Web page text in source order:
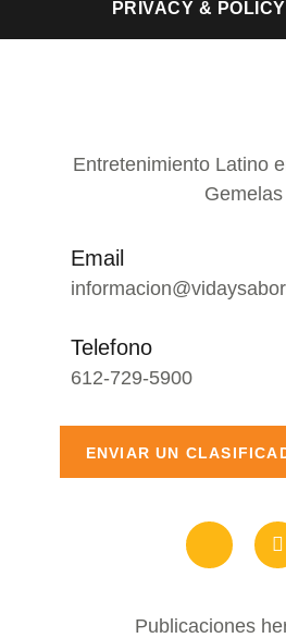
PRIVACY & POLICY
Entretenimiento Latino
Gemelas
Email
Telefono
612-729-5900
ENVIAR UN
Publicaciones